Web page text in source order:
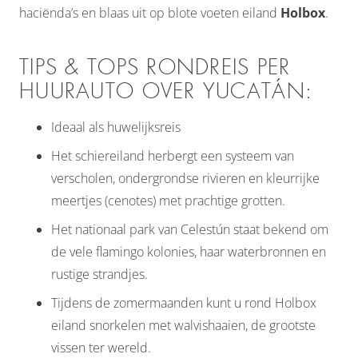
haciënda’s en blaas uit op blote voeten eiland Holbox.
TIPS & TOPS RONDREIS PER
HUURAUTO OVER YUCATÁN:
Ideaal als huwelijksreis
Het schiereiland herbergt een systeem van
verscholen, ondergrondse rivieren en kleurrijke
meertjes (cenotes) met prachtige grotten.
Het nationaal park van Celestún staat bekend om
de vele flamingo kolonies, haar waterbronnen en
rustige strandjes.
Tijdens de zomermaanden kunt u rond Holbox
eiland snorkelen met walvishaaien, de grootste
vissen ter wereld.